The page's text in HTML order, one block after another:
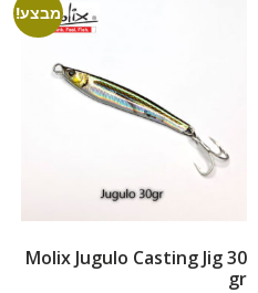
מבצע!
Molix Jugulo Casting Jig 30
gr